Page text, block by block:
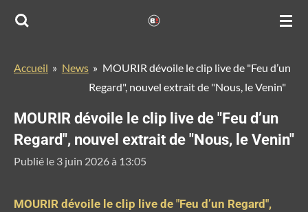
Passer
principal
Accueil » News » MOURIR dévoile le clip live de "Feu d’un
Regard", nouvel extrait de "Nous, le Venin"
MOURIR dévoile le clip live de "Feu d’un
Regard", nouvel extrait de "Nous, le Venin"
Publié le 3 juin 2026 à 13:05
MOURIR dévoile le clip live de "Feu d’un Regard",